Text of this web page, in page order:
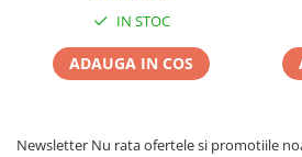
IN STOC
ADAUGA IN COS
Newsletter Nu rata ofertele si promotiile